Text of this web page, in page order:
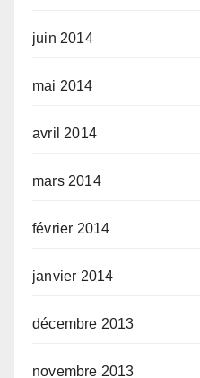
juin 2014
mai 2014
avril 2014
mars 2014
février 2014
janvier 2014
décembre 2013
novembre 2013